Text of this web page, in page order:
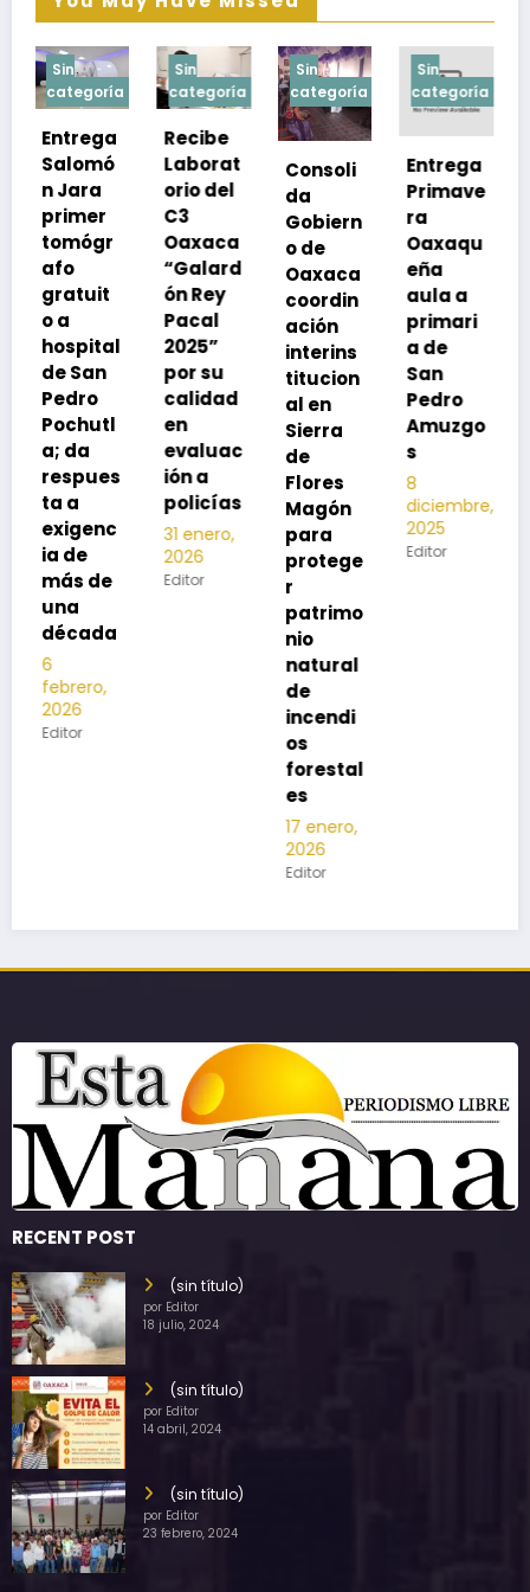
Sin
categoría
Recibe
Laborat
orio del
C3
Oaxaca
“Galard
ón Rey
Pacal
2025”
por su
calidad
en
evaluac
ión a
policías
31 enero,
2026
Editor
Sin
categoría
Consoli
da
Gobiern
o de
Oaxaca
coordin
ación
interins
titucion
al en
Sierra
de
Flores
Magón
para
protege
r
Sin
categoría
Entrega
Primave
ra
Oaxaqu
eña
aula a
primari
a de
San
Pedro
Amuzgo
s
8
diciembre,
2025
Editor
Sin
categoría
Exhorta
SSO a
vacuna
rse de
neumoc
oco
para
preveni
r la
neumon
ía
13
noviembre,
2025
Editor
RECENT POST
(sin título)
por Editor
18 julio, 2024
(sin título)
por Editor
14 abril, 2024
(sin título)
por Editor
23 febrero, 2024